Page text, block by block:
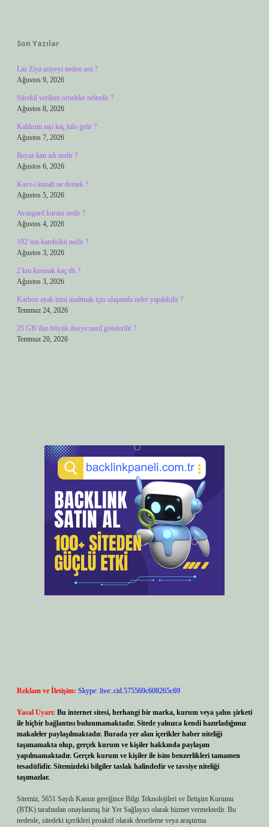
Son Yazılar
Laz Ziya asiyeyi neden astı ?
Ağustos 9, 2026
Sürekli verilere örnekler nelerdir ?
Ağustos 8, 2026
Kaldırım taşı kaç kilo gelir ?
Ağustos 7, 2026
Beyaz kan adı nedir ?
Ağustos 6, 2026
Kavs-ı kuzah ne demek ?
Ağustos 5, 2026
Avangard kuram nedir ?
Ağustos 4, 2026
192’nin karekökü nedir ?
Ağustos 3, 2026
2 km kosmak kaç dk ?
Ağustos 3, 2026
Karbon ayak izini azaltmak için ulaşımda neler yapılabilir ?
Temmuz 24, 2026
25 GB’dan büyük dosya nasıl gönderilir ?
Temmuz 20, 2026
Reklam ve İletişim: Skype: live:.cid.575569c608265c69
Yasal Uyarı: Bu internet sitesi, herhangi bir marka, kurum veya şahıs şirketi
ile hiçbir bağlantısı bulunmamaktadır. Sitede yalnızca kendi hazırladığımız
makaleler paylaşılmaktadır. Burada yer alan içerikler haber niteliği
taşımamakta olup, gerçek kurum ve kişiler hakkında paylaşım
yapılmamaktadır. Gerçek kurum ve kişiler ile isim benzerlikleri tamamen
tesadüfidir. Sitemizdeki bilgiler taslak halindedir ve tavsiye niteliği
taşımazlar.
Sitemiz, 5651 Sayılı Kanun gereğince Bilgi Teknolojileri ve İletişim Kurumu
(BTK) tarafından onaylanmış bir Yer Sağlayıcı olarak hizmet vermektedir. Bu
nedenle, sitedeki içerikleri proaktif olarak denetleme veya araştırma